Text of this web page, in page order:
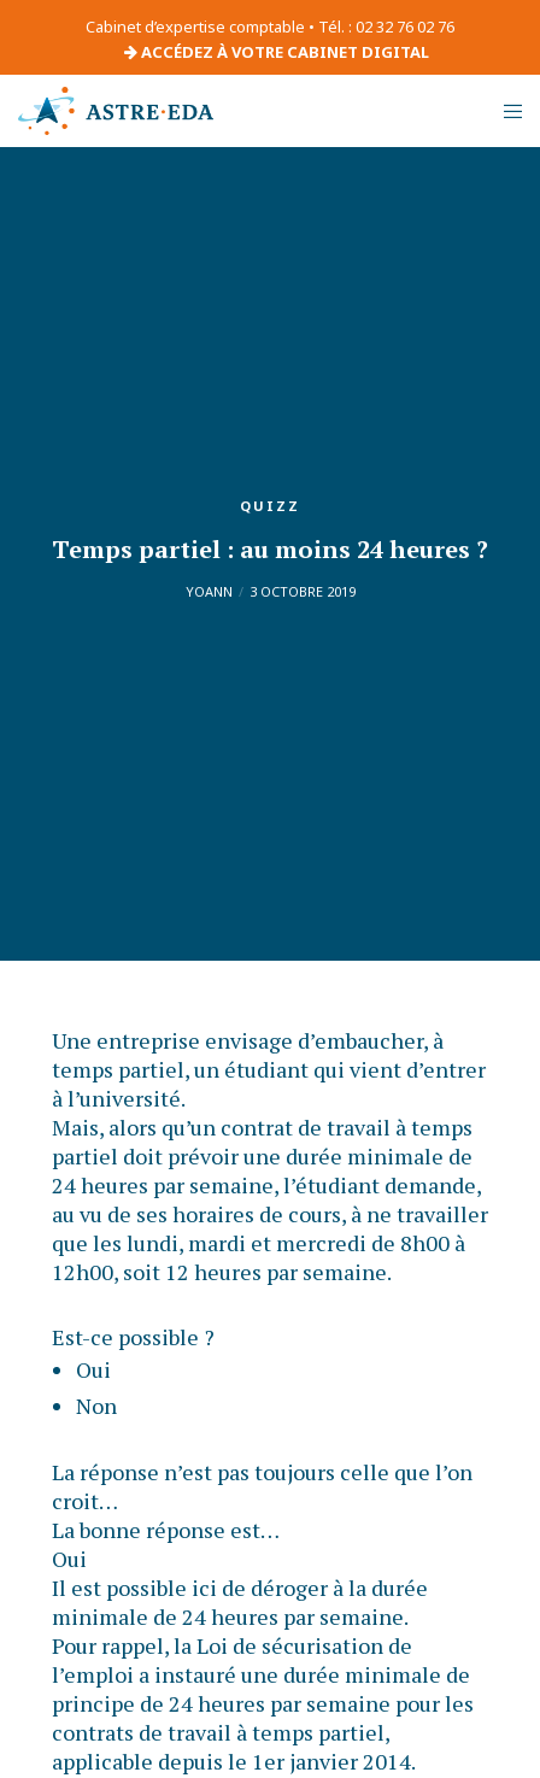
Cabinet d’expertise comptable • Tél. : 02 32 76 02 76
ACCÉDEZ À VOTRE CABINET DIGITAL
QUIZZ
Temps partiel : au moins 24 heures ?
YOANN 3 OCTOBRE 2019
Une entreprise envisage d’embaucher, à
temps partiel, un étudiant qui vient d’entrer
à l’université.
Mais, alors qu’un contrat de travail à temps
partiel doit prévoir une durée minimale de
24 heures par semaine, l’étudiant demande,
au vu de ses horaires de cours, à ne travailler
que les lundi, mardi et mercredi de 8h00 à
12h00, soit 12 heures par semaine.
Est-ce possible ?
Oui
Non
La réponse n’est pas toujours celle que l’on
croit…
La bonne réponse est…
Oui
Il est possible ici de déroger à la durée
minimale de 24 heures par semaine.
Pour rappel, la Loi de sécurisation de
l’emploi a instauré une durée minimale de
principe de 24 heures par semaine pour les
contrats de travail à temps partiel,
applicable depuis le 1er janvier 2014.